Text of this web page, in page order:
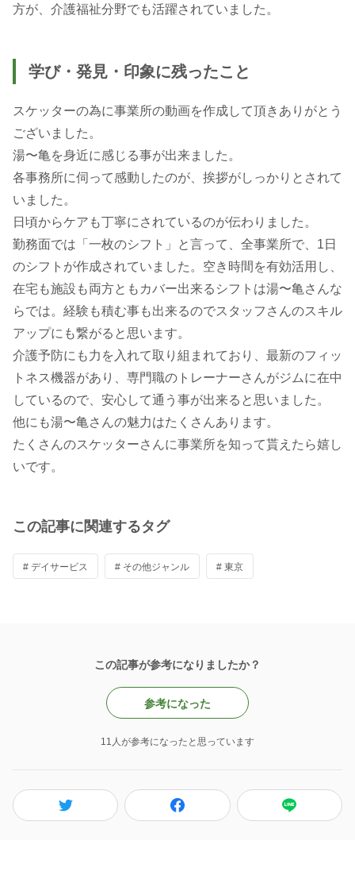
学び・発見・印象に残ったこと
スケッターの為に事業所の動画を作成して頂きありがとう
ございました。
湯〜亀を身近に感じる事が出来ました。
各事務所に伺って感動したのが、挨拶がしっかりとされて
いました。
日頃からケアも丁寧にされているのが伝わりました。
勤務面では「一枚のシフト」と言って、全事業所で、1日
のシフトが作成されていました。空き時間を有効活用し、
在宅も施設も両方ともカバー出来るシフトは湯〜亀さんな
らでは。経験も積む事も出来るのでスタッフさんのスキル
アップにも繋がると思います。
介護予防にも力を入れて取り組まれており、最新のフィッ
トネス機器があり、専門職のトレーナーさんがジムに在中
しているので、安心して通う事が出来ると思いました。
他にも湯〜亀さんの魅力はたくさんあります。
たくさんのスケッターさんに事業所を知って貰えたら嬉し
この記事に関連するタグ
# デイサービス # その他ジャンル # 東京
この記事が参考になりましたか？
参考になった
11人が参考になったと思っています